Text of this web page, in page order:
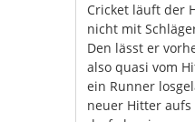
Cricket läuft der
nicht mit
Den lässt er
also quasi vom
ein Runner
neuer Hitter aufs